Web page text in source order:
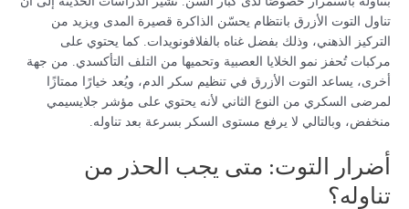
تناول التوت الأزرق بانتظام يحسّن الذاكرة قصيرة المدى ويزيد من
التركيز الذهني، وذلك بفضل غناه بالفلافونويدات. كما يحتوي على
مركبات تُحفز نمو الخلايا العصبية وتحميها من التلف التأكسدي. من جهة
أخرى، يساعد التوت الأزرق في تنظيم سكر الدم، ويُعد خيارًا ممتازًا
لمرضى السكري من النوع الثاني لأنه يحتوي على مؤشر جلايسيمي
منخفض، وبالتالي لا يرفع مستوى السكر بسرعة بعد تناوله.
أضرار التوت: متى يجب الحذر من
تناوله؟